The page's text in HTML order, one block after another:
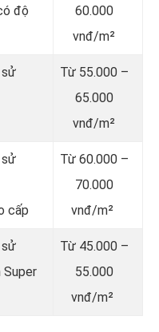
độ
60.000
vnđ/m²
sử
Từ 55.000 –
65.000
vnđ/m²
sử
cấp
Từ 60.000 –
70.000
vnđ/m²
sử
Super
Từ 45.000 –
55.000
vnđ/m²